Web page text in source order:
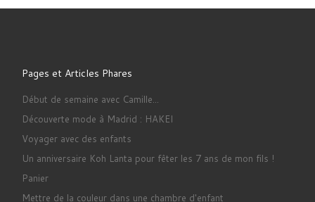
Pages et Articles Phares
Début de semaine avec Camille...
Découverte mode à Madrid : HAKEI
Voyager avec des enfants
Un anniversaire Koh Lanta pour fêter les 7 ans de mon fils !
Panier
Mettre de la couleur dans une chambre d'enfant